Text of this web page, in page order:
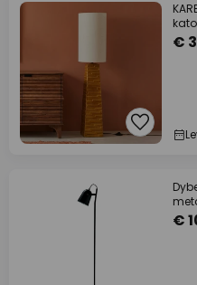
€
€